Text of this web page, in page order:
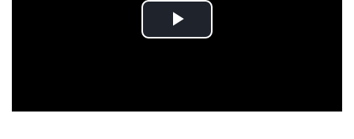
Play